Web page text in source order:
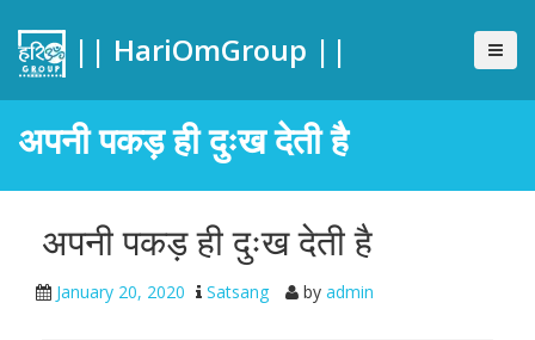
|| HariOmGroup ||
अपनी पकड़ ही दुःख देती है
अपनी पकड़ ही दुःख देती है
January 20, 2020 Satsang by admin